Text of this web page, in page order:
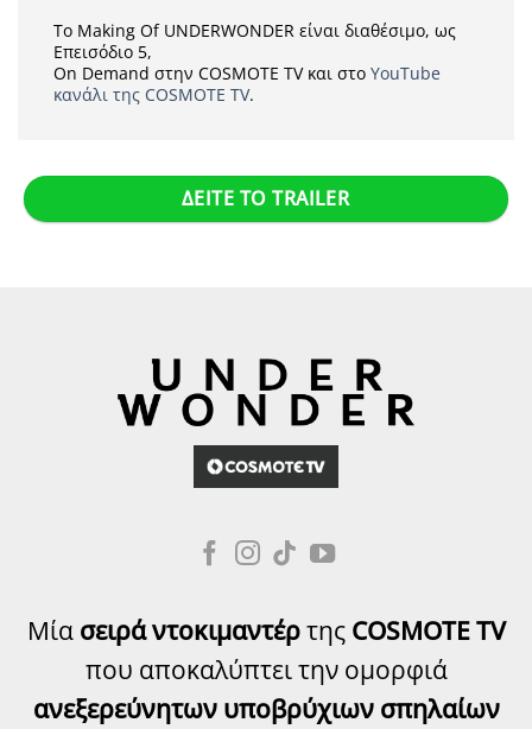
Το Making Οf UNDERWONDER είναι διαθέσιμο, ως
Επεισόδιο 5,
On Demand στην COSMOTE TV και στο YouTube
κανάλι της COSMOTE TV.
ΔΕΙΤΕ ΤΟ TRAILER
Μία σειρά ντοκιμαντέρτης COSMOTE TV
που αποκαλύπτει την ομορφιά
ανεξερεύνητων υποβρύχιων σπηλαίων